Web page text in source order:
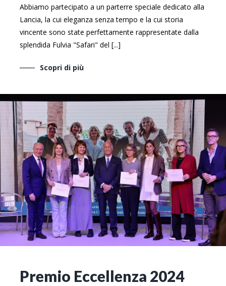
Abbiamo partecipato a un parterre speciale dedicato alla
Lancia, la cui eleganza senza tempo e la cui storia
vincente sono state perfettamente rappresentate dalla
splendida Fulvia "Safari" del [...]
Scopri di più
Premio Eccellenza 2024